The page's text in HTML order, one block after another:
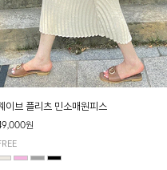
이브 플리츠 민소매원피스
원